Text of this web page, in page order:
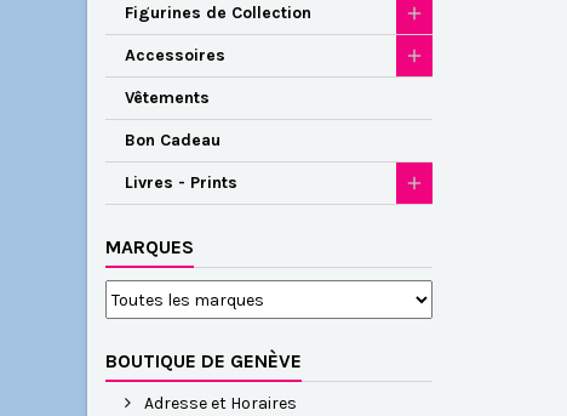
Figurines de Collection
Accessoires
Vêtements
Bon Cadeau
Livres - Prints
MARQUES
BOUTIQUE DE GENÈVE
Adresse et Horaires